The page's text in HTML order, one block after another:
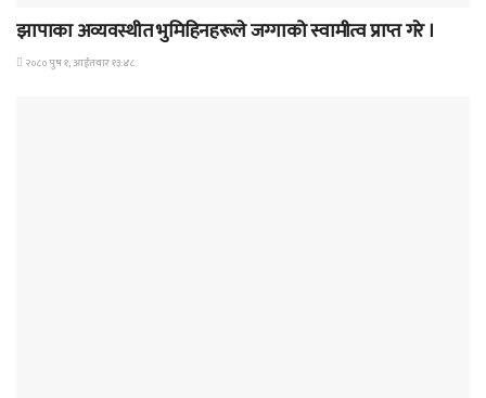
झापाका अव्यवस्थीत भुमिहिनहरूले जग्गाको स्वामीत्व प्राप्त गरे ।
२०८० पुष १, आईतवार १३:४८